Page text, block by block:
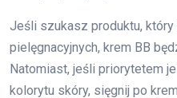
Jeśli szukasz produktu,
pielęgnacyjnych, krem BB
Natomiast, jeśli priorytetem
kolorytu skóry, sięgnij po